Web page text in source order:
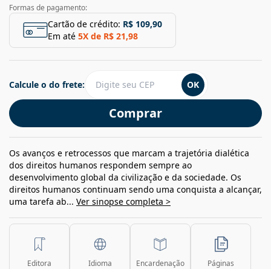
Formas de pagamento:
Cartão de crédito: R$ 109,90
Em até 5X de R$ 21,98
Comprar
Calcule o do frete: OK
Os avanços e retrocessos que marcam a trajetória dialética
dos direitos humanos respondem sempre ao
desenvolvimento global da civilização e da sociedade. Os
direitos humanos continuam sendo uma conquista a alcançar,
uma tarefa ab... Ver sinopse completa >
Editora Idioma Encardenação Páginas